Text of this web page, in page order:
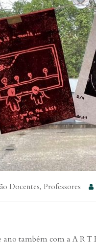
Docentes, Professores
também com a A R